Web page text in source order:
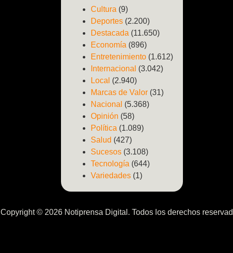
Cultura (9)
Deportes(2.200)
Destacada (11.650)
Economía (896)
Entretenimiento(1.612)
Internacional (3.042)
Local (2.940)
Marcas de Valor(31)
Nacional (5.368)
Opinión (58)
Política (1.089)
Salud (427)
Sucesos(3.108)
Tecnología (644)
Variedades(1)
Copyright © 2026 Notiprensa Digital. Todos los derechos